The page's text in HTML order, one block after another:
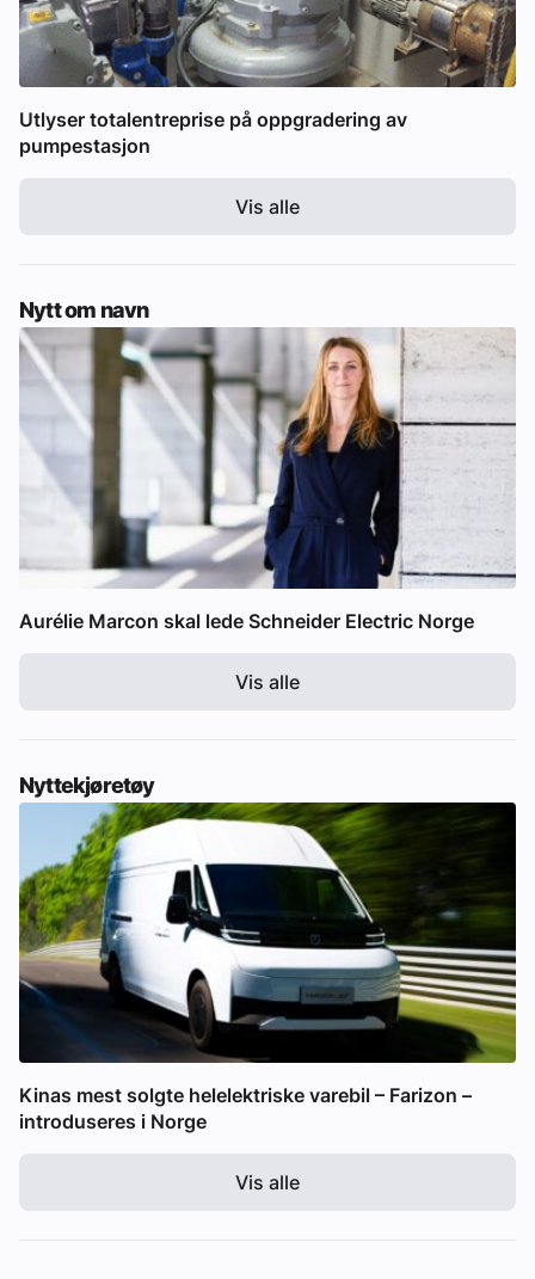
Utlyser totalentreprise på oppgradering av
pumpestasjon
Vis alle
Nytt om navn
Aurélie Marcon skal lede Schneider Electric Norge
Vis alle
Nyttekjøretøy
Kinas mest solgte helelektriske varebil – Farizon –
introduseres i Norge
Vis alle